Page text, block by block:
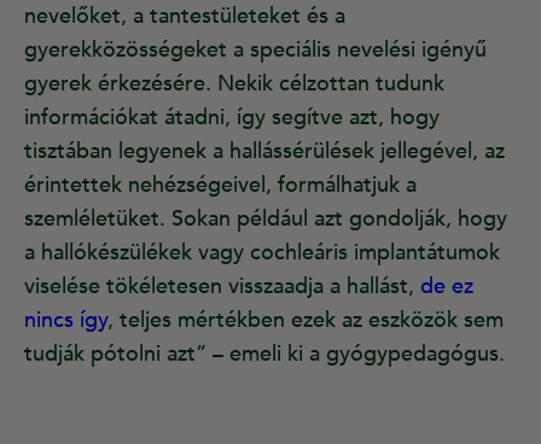
nevelőket, a tantestületeket és a
gyerekközösségeket a speciális nevelési igényű
gyerek érkezésére. Nekik célzottan tudunk
információkat átadni, így segítve azt, hogy
tisztában legyenek a hallássérülések jellegével, az
érintettek nehézségeivel, formálhatjuk a
szemléletüket. Sokan például azt gondolják, hogy
a hallókészülékek vagy cochleáris implantátumok
viselése tökéletesen visszaadja a hallást, de ez
nincs így, teljes mértékben ezek az eszközök sem
tudják pótolni azt” – emeli ki a gyógypedagógus.